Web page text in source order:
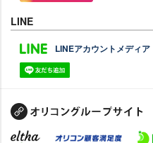
LINE
LINEアカウントメディア